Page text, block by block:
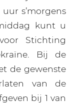
uur s’morgens
kunt u
Stichting
Bij de
de gewenste
van de
bij 1 van